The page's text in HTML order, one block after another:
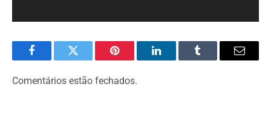
FacebookTwitter Pinterest LinkedInTumblr Email
Comentários estão fechados.